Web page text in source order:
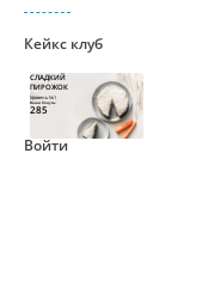
Кейкс клуб
СЛАДКИЙ
ПИРОЖОК
Уровень №1
Ваши бонусы
285
Войти